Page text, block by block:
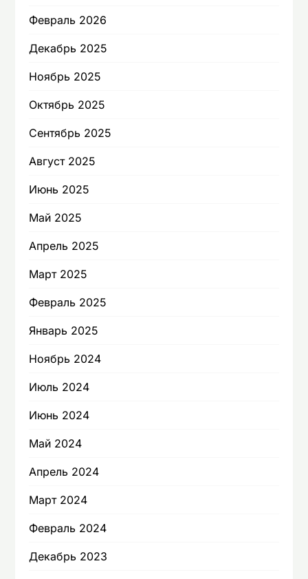
Февраль 2026
Декабрь 2025
Ноябрь 2025
Октябрь 2025
Сентябрь 2025
Август 2025
Июнь 2025
Май 2025
Апрель 2025
Март 2025
Февраль 2025
Январь 2025
Ноябрь 2024
Июль 2024
Июнь 2024
Май 2024
Апрель 2024
Март 2024
Февраль 2024
Декабрь 2023